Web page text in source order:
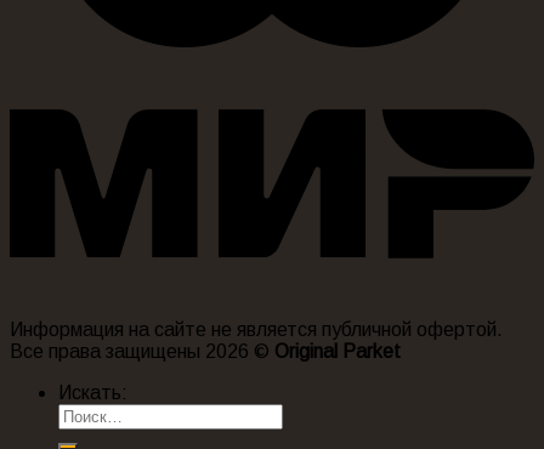
Информация на сайте не является публичной офертой.
Все права защищены 2026 © Original Parket
Искать: